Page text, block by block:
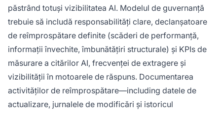
păstrând totuși vizibilitatea AI. Modelul de guvernanță
trebuie să includă responsabilități clare, declanșatoare
de reîmprospătare definite (scăderi de performanță,
informații învechite, îmbunătățiri structurale) și KPIs de
măsurare a citărilor AI, frecvenței de extragere și
vizibilității în motoarele de răspuns. Documentarea
activităților de reîmprospătare—including datele de
actualizare, jurnalele de modificări și istoricul